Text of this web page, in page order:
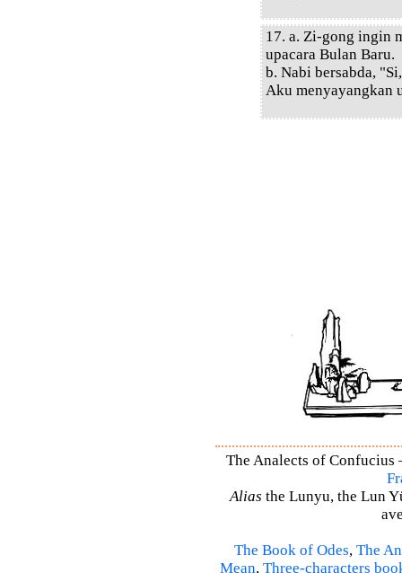
17. a. Zi-gong ingin
upacara Bulan Baru.
b. Nabi bersabda,
Aku menyayangkan
The Analects of Confucius
Alias the Lunyu, the Lun
The Book of Odes, The
Mean, Three-characters